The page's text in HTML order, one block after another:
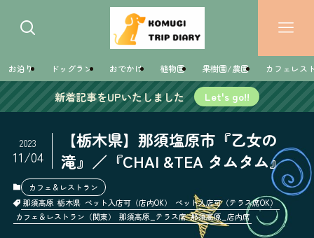
お泊り ドッグラン おでかけ 植物園 果樹園/農園 カフェレス
新着記事をUPいたしました Let's go!!
【栃木県】那須塩原市『乙女の
滝』／『CHAI &TEA タムタム』
2023
11/04
カフェ＆レストラン
那須高原 栃木県 ペット入店可（店内OK）
ペット入店可（テラス席OK）
カフェ＆レストラン（関東）
那須高原_テラス席 那須高原_店内席